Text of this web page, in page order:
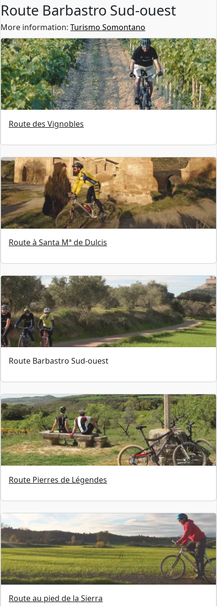
Route Barbastro Sud-ouest
More information: Turismo Somontano
Route des Vignobles
Route à Santa Mª de Dulcis
Route Barbastro Sud-ouest
Route Pierres de Légendes
Route au pied de la Sierra